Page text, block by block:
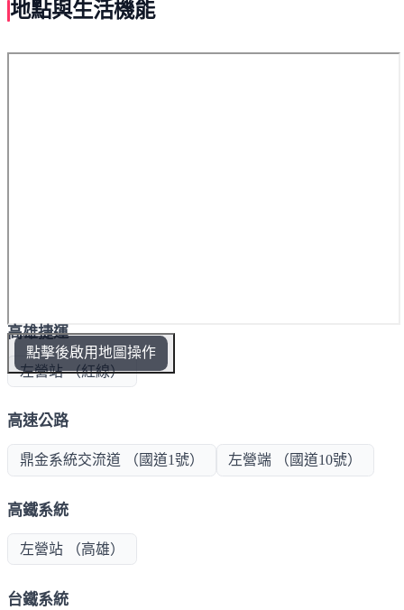
地點與生活機能
點擊後啟用地圖操作
高雄捷運
左營站 （紅線）
高速公路
鼎金系統交流道 （國道1號） 左營端 （國道10號）
高鐵系統
左營站 （高雄）
台鐵系統